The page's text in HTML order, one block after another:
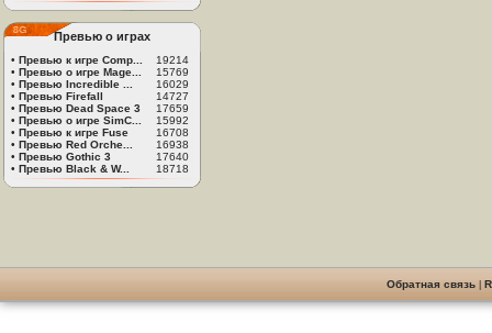
Превью о играх
• Превью к игре Comp...
19214
• Превью о игре Mage...
15769
• Превью Incredible ...
16029
• Превью Firefall
14727
• Превью Dead Space 3
17659
• Превью о игре SimC...
15992
• Превью к игре Fuse
16708
• Превью Red Orche...
16938
• Превью Gothic 3
17640
• Превью Black & W... 18718
Обратная связь